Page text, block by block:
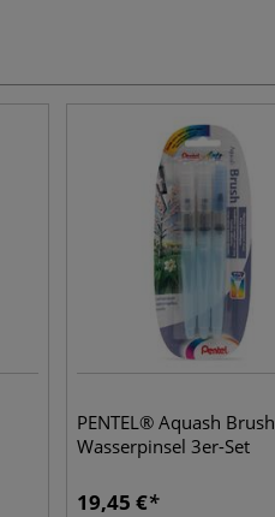
PENTEL® Aquash Brush
Wasserpinsel 3er-Set
19,45 €